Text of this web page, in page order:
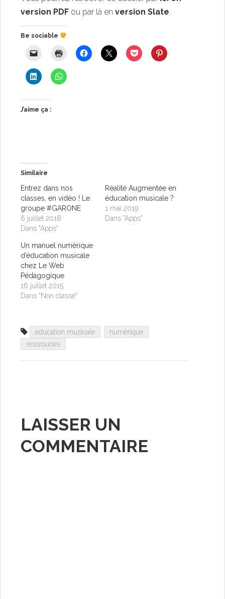
version PDF ou par là en version Slate.
Be sociable
J’aime ça :
Similaire
Entrez dans nos
classes, en vidéo ! Le
groupe #GARONE
6 juillet 2018
Dans "Apps"
Réalité Augmentée en
éducation musicale ?
1 mai 2019
Dans "Apps"
Un manuel numérique
d’éducation musicale
chez Le Web
Pédagogique
16 juillet 2015
Dans "Non classé"
education musicale
numérique
ressrouces
LAISSER UN
COMMENTAIRE